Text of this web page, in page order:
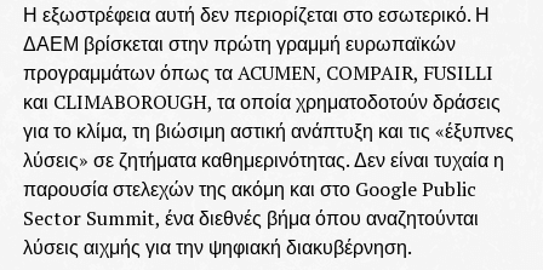
Η εξωστρέφεια αυτή δεν περιορίζεται στο εσωτερικό. Η
ΔΑΕΜ βρίσκεται στην πρώτη γραμμή ευρωπαϊκών
προγραμμάτων όπως τα ACUMEN, COMPAIR, FUSILLI
και CLIMABOROUGH, τα οποία χρηματοδοτούν δράσεις
για το κλίμα, τη βιώσιμη αστική ανάπτυξη και τις «έξυπνες
λύσεις» σε ζητήματα καθημερινότητας. Δεν είναι τυχαία η
παρουσία στελεχών της ακόμη και στο Google Public
Sector Summit, ένα διεθνές βήμα όπου αναζητούνται
λύσεις αιχμής για την ψηφιακή διακυβέρνηση.